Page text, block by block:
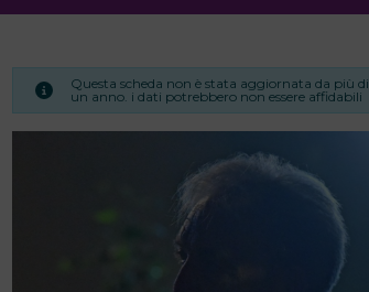
Questa scheda non è stata aggiornata da più di
un anno. i dati potrebbero non essere affidabili